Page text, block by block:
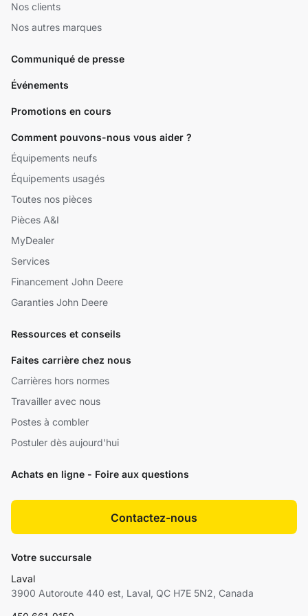
Nos clients
Nos autres marques
Communiqué de presse
Événements
Promotions en cours
Comment pouvons-nous vous aider ?
Équipements neufs
Équipements usagés
Toutes nos pièces
Pièces A&I
MyDealer
Services
Financement John Deere
Garanties John Deere
Ressources et conseils
Faites carrière chez nous
Carrières hors normes
Travailler avec nous
Postes à combler
Postuler dès aujourd'hui
Achats en ligne - Foire aux questions
Contactez-nous
Votre succursale
Laval
3900 Autoroute 440 est, Laval, QC H7E 5N2, Canada